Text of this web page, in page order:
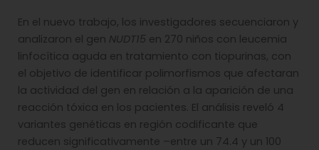
En el nuevo trabajo, los investigadores secuenciaron y
analizaron el gen NUDT15 en 270 niños con leucemia
linfocítica aguda en tratamiento con tiopurinas, con
el objetivo de identificar polimorfismos que afectaran
la actividad del gen en relación a la aparición de una
reacción tóxica en los pacientes. El análisis reveló 4
variantes genéticas en región codificante que
reducen significativamente –entre un 74.4 y un 100